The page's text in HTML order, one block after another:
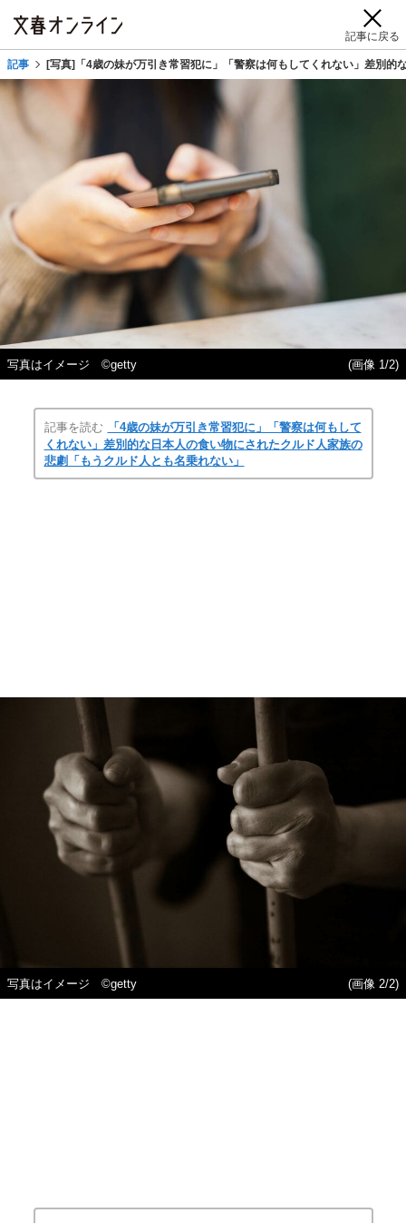
記事に戻る
記事 [写真]「4歳の妹が万引き常習犯に」「警察は何もしてくれない」差別
写真はイメージ ©getty (画像 1/2)
記事を読む
「4歳の妹が万引き常習犯に」「警察は何もして
くれない」差別的な日本人の食い物にされたクルド人家族の
悲劇「もうクルド人とも名乗れない」
写真はイメージ ©getty (画像 2/2)